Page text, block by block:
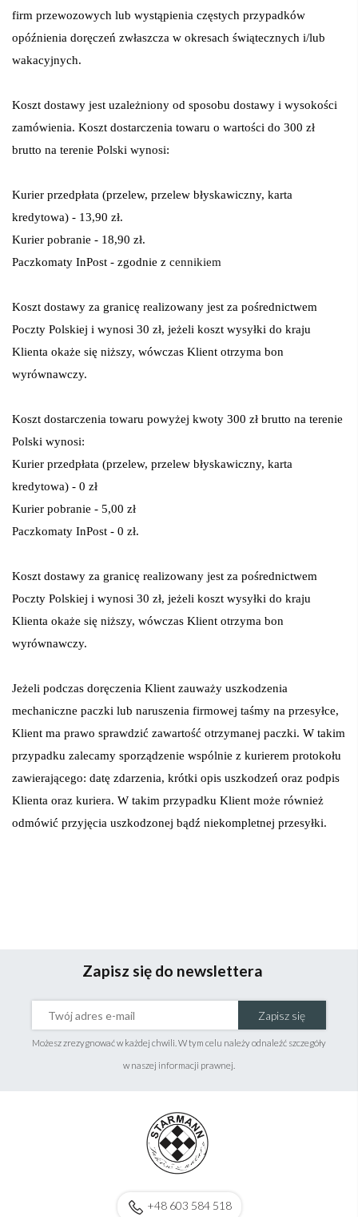
firm przewozowych lub wystąpienia częstych przypadków
opóźnienia doręczeń zwłaszcza w okresach świątecznych i/lub
wakacyjnych.
Koszt dostawy jest uzależniony od sposobu dostawy i wysokości
zamówienia. Koszt dostarczenia towaru o wartości do 300 zł
brutto na terenie Polski wynosi:
Kurier przedpłata (przelew, przelew błyskawiczny, karta
kredytowa) - 13,90 zł.
Kurier pobranie - 18,90 zł.
Paczkomaty InPost - zgodnie z cennikiem
Koszt dostawy za granicę realizowany jest za pośrednictwem
Poczty Polskiej i wynosi 30 zł, jeżeli koszt wysyłki do kraju
Klienta okaże się niższy, wówczas Klient otrzyma bon
wyrównawczy.
Koszt dostarczenia towaru powyżej kwoty 300 zł brutto na terenie
Polski wynosi:
Kurier przedpłata (przelew, przelew błyskawiczny, karta
kredytowa) - 0 zł
Kurier pobranie - 5,00 zł
Paczkomaty InPost - 0 zł.
Koszt dostawy za granicę realizowany jest za pośrednictwem
Poczty Polskiej i wynosi 30 zł, jeżeli koszt wysyłki do kraju
Klienta okaże się niższy, wówczas Klient otrzyma bon
wyrównawczy.
Jeżeli podczas doręczenia Klient zauważy uszkodzenia
mechaniczne paczki lub naruszenia firmowej taśmy na przesyłce,
Klient ma prawo sprawdzić zawartość otrzymanej paczki. W takim
przypadku zalecamy sporządzenie wspólnie z kurierem protokołu
zawierającego: datę zdarzenia, krótki opis uszkodzeń oraz podpis
Klienta oraz kuriera. W takim przypadku Klient może również
odmówić przyjęcia uszkodzonej bądź niekompletnej przesyłki.
Zapisz się do newslettera
Zapisz się
Możesz zrezygnować w każdej chwili. W tym celu należy odnaleźć szczegóły
w naszej informacji prawnej.
+48 603 584 518